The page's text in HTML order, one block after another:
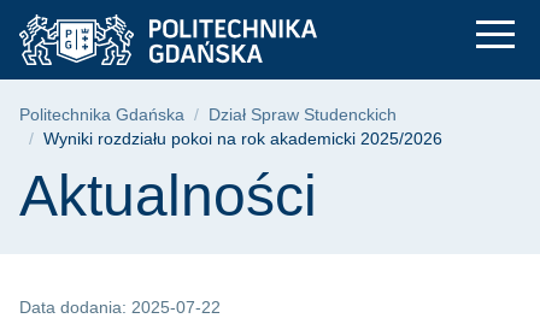
Przejdź
do
menu
Przejdź
do
wyszukiwarki
Przejdź
do
treści
Wyniki rozdziału
Ścieżka nawigacyjna
Politechnika Gdańska
Dział Spraw Studenckich
Wyniki rozdziału pokoi na rok akademicki 2025/2026
Treść strony
Aktualności
Data dodania: 2025-07-22